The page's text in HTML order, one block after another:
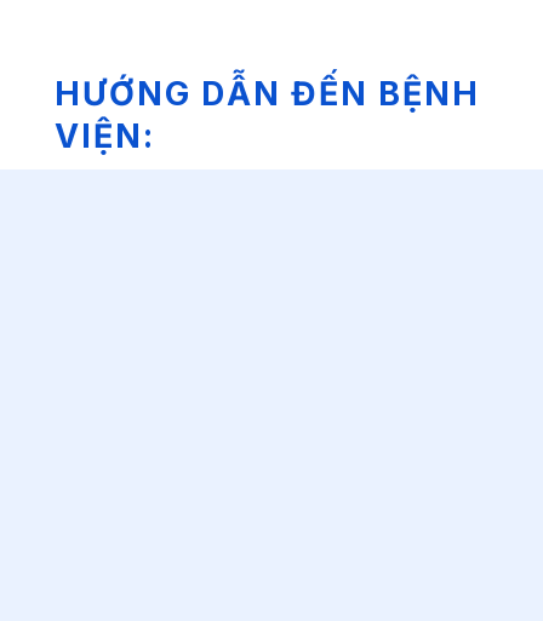
HƯỚNG DẪN ĐẾN BỆNH
VIỆN: